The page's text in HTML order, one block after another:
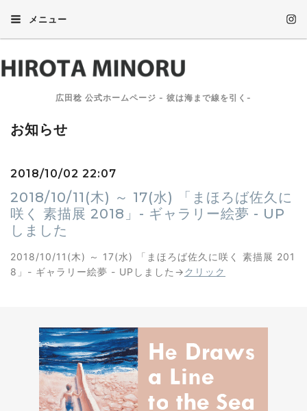
メニュー
広田稔 公式ホームページ - 彼は海まで線を引く-
お知らせ
2018/10/02 22:07
2018/10/11(木) ～ 17(水) 「まほろば佐久に
咲く 素描展 2018」- ギャラリー絵夢 - UP
しました
2018/10/11(木) ～ 17(水) 「まほろば佐久に咲く 素描展 201
8」- ギャラリー絵夢 - UPしました→クリック